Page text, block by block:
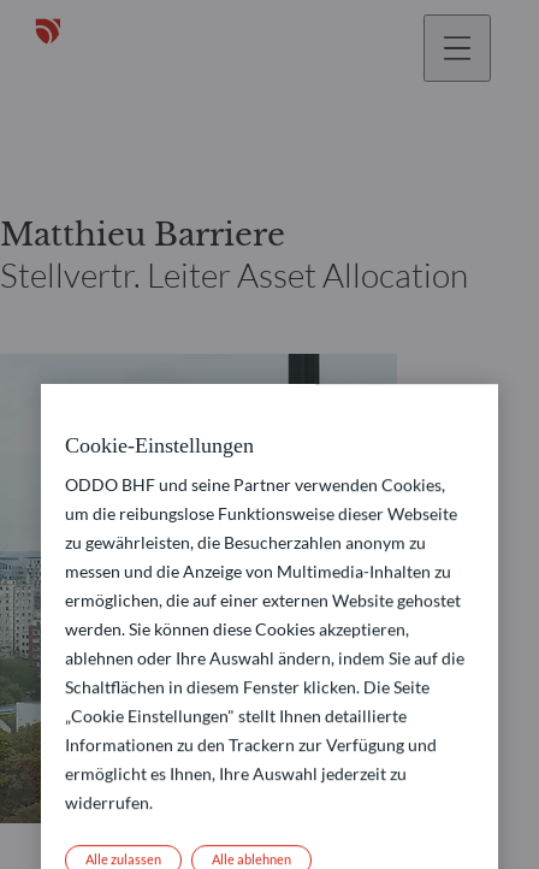
Matthieu Barriere
Stellvertr. Leiter Asset Allocation
Cookie-Einstellungen
ODDO BHF und seine Partner verwenden Cookies,
um die reibungslose Funktionsweise dieser Webseite
zu gewährleisten, die Besucherzahlen anonym zu
messen und die Anzeige von Multimedia-Inhalten zu
ermöglichen, die auf einer externen Website gehostet
werden. Sie können diese Cookies akzeptieren,
ablehnen oder Ihre Auswahl ändern, indem Sie auf die
Schaltflächen in diesem Fenster klicken. Die Seite
„Cookie Einstellungen" stellt Ihnen detaillierte
Informationen zu den Trackern zur Verfügung und
ermöglicht es Ihnen, Ihre Auswahl jederzeit zu
widerrufen.
Alle ablehnen
Alle zulassen